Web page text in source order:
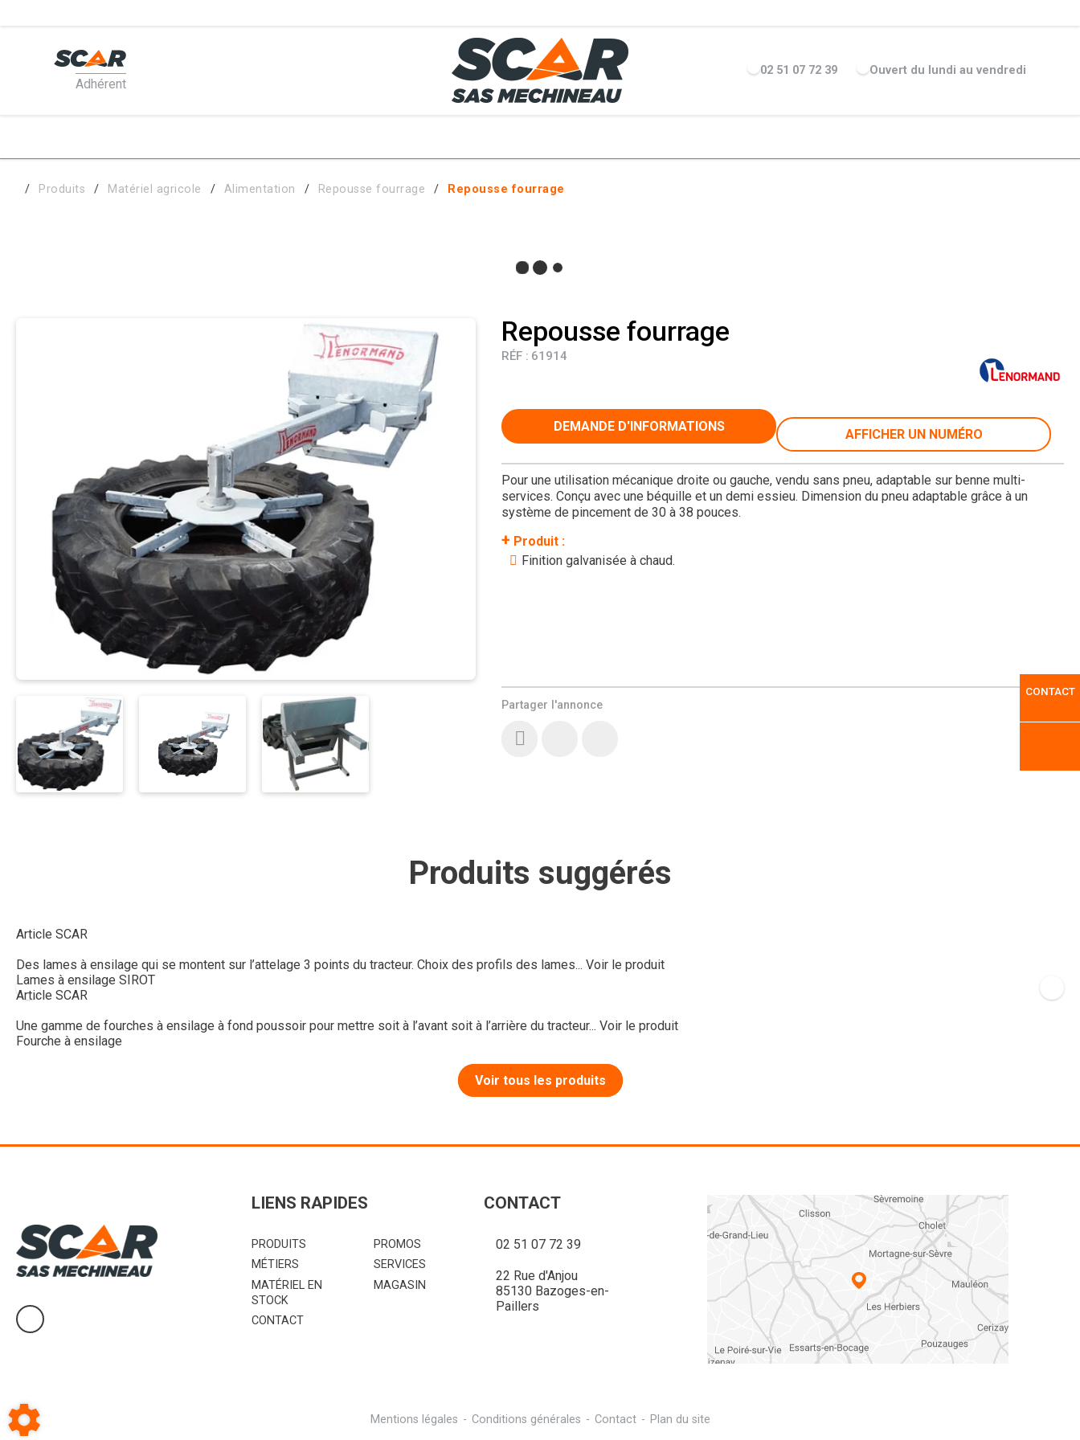
Adhérent
02 51 07 72 39 Ouvert du lundi au vendredi
Produits Matériel agricole Alimentation Repousse fourrage Repousse fourrage
Repousse fourrage
RÉF : 61914
+ Produit :
Finition galvanisée à chaud.
Partager l'annonce
Pour une utilisation mécanique droite ou gauche, vendu sans pneu, adaptable sur benne multi-
services. Conçu avec une béquille et un demi essieu. Dimension du pneu adaptable grâce à un
système de pincement de 30 à 38 pouces.
DEMANDE D'INFORMATIONS
AFFICHER UN NUMÉRO
Produits suggérés
Article SCAR
Des lames à ensilage qui se montent sur l’attelage 3 points du tracteur. Choix des profils des lames... Voir le produit
Lames à ensilage SIROT
Article SCAR
Une gamme de fourches à ensilage à fond poussoir pour mettre soit à l’avant soit à l’arrière du tracteur... Voir le produit
Fourche à ensilage
Voir tous les produits
CONTACT
LIENS RAPIDES
PRODUITS
PROMOS
MÉTIERS
SERVICES
MATÉRIEL EN
STOCK
MAGASIN
CONTACT
CONTACT
02 51 07 72 39
22 Rue d'Anjou
85130 Bazoges-en-
Paillers
Mentions légales - Conditions générales - Contact - Plan du site